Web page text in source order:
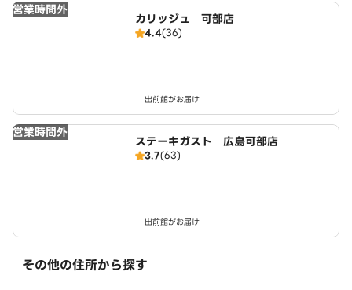
営業時間外
カリッジュ 可部店
4.4(36)
出前館がお届け
営業時間外
ステーキガスト 広島可部店
3.7(63)
出前館がお届け
その他の住所から探す